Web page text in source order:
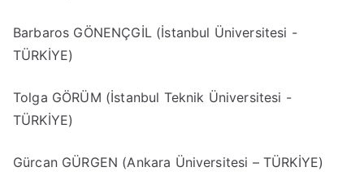
Barbaros GÖNENÇGİL (İstanbul Üniversitesi -
TÜRKİYE)
Tolga GÖRÜM (İstanbul Teknik Üniversitesi -
TÜRKİYE)
Gürcan GÜRGEN (Ankara Üniversitesi – TÜRKİYE)